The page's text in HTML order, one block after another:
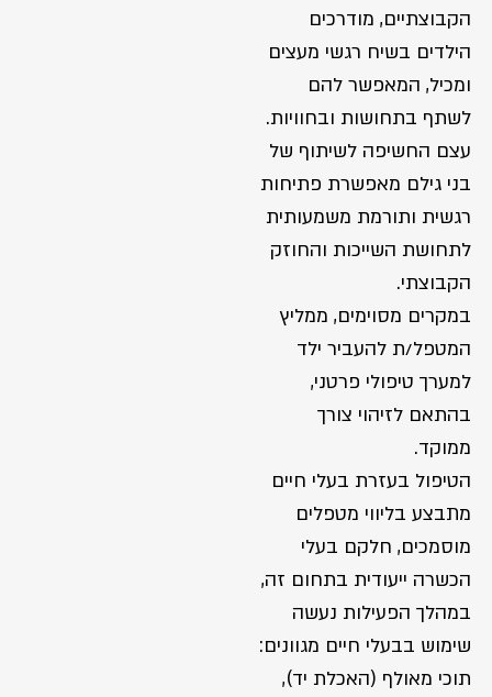
הקבוצתיים, מודרכים
הילדים בשיח רגשי מעצים
ומכיל, המאפשר להם
לשתף בתחושות ובחוויות.
עצם החשיפה לשיתוף של
בני גילם מאפשרת פתיחות
רגשית ותורמת משמעותית
לתחושת השייכות והחוזק
הקבוצתי.
במקרים מסוימים, ממליץ
המטפל/ת להעביר ילד
למערך טיפולי פרטני,
בהתאם לזיהוי צורך
ממוקד.
הטיפול בעזרת בעלי חיים
מתבצע בליווי מטפלים
מוסמכים, חלקם בעלי
הכשרה ייעודית בתחום זה,
במהלך הפעילות נעשה
שימוש בבעלי חיים מגוונים:
תוכי מאולף (האכלת יד),